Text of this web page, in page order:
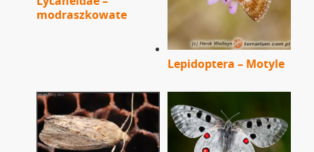
modraszkowate
Lepidoptera – Motyle